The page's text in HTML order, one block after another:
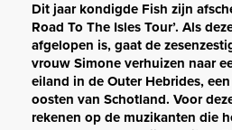
Dit jaar kondigde Fish zijn
Road To The Isles Tour’. Als
afgelopen is, gaat de
vrouw Simone verhuizen naar
eiland in de Outer Hebrides,
oosten van Schotland. Voor
rekenen op de muzikanten die